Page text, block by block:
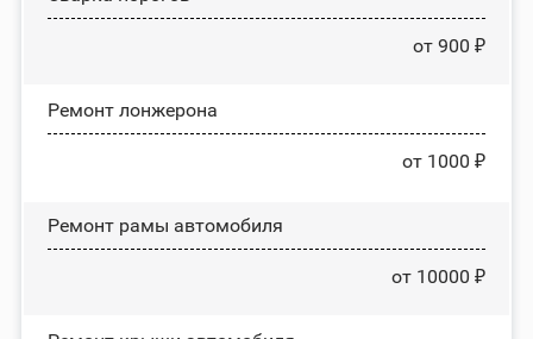
от 900 ₽
Ремонт лонжерона
от 1000 ₽
Ремонт рамы автомобиля
от 10000 ₽